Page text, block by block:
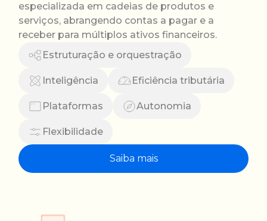
especializada em cadeias de produtos e
serviços, abrangendo contas a pagar e a
receber para múltiplos ativos financeiros.
Estruturação e orquestração
Inteligência Eficiência tributária
Plataformas Autonomia
Flexibilidade
Saiba mais